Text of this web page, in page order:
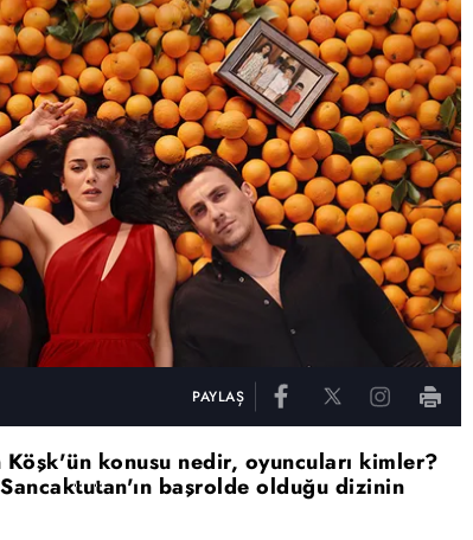
PAYLAŞ
konusu nedir, oyuncuları kimler?
başrolde olduğu dizinin